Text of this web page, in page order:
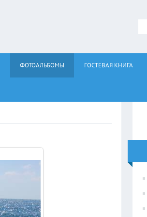
ФОТОАЛЬБОМЫ ГОСТЕВАЯ КНИГА